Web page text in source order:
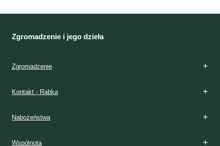
Zgromadzenie i jego dzieła
Zgromadzenie
Kontakt - Rabka
Nabożeństwa
Wspólnota